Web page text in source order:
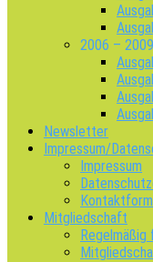
2006 – 2009
Newsletter
Impressum/
Impressum
Mitgliedschaft
Regelmäßig